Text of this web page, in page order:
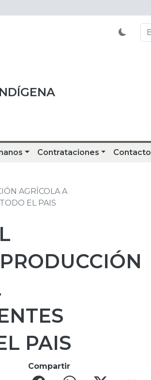
Contrataciones Contacto
AGRÍCOLA A
EL PAIS
PAIS
Compartir